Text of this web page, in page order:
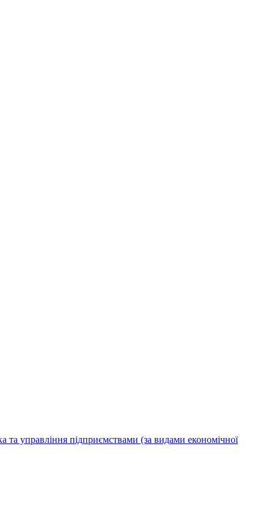
та управління підприємствами (за видами економічної